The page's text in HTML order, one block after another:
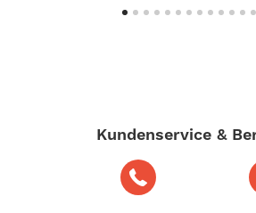
Kundenservice &